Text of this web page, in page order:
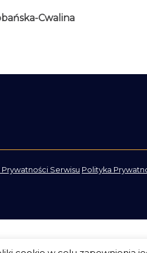
Cwalina
Prywatności Serwisu Polityka